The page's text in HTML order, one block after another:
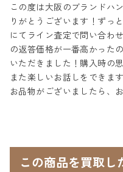
この度は大阪のブランドハ
りがとうございます！ずっ
にてライン査定で問い合わ
の返答価格が一番高かった
いただきました！購入時の
また楽しいお話しをできま
お品物がございましたら、
この商品を買取し